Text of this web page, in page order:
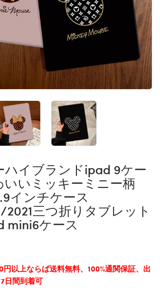
ハイブランドipad 9ケー
いいミッキーミニー柄
インチケース
三つ折りタブレット
mini6ケース
以上ならば送料無料、100%通関保証、出
日間到着可